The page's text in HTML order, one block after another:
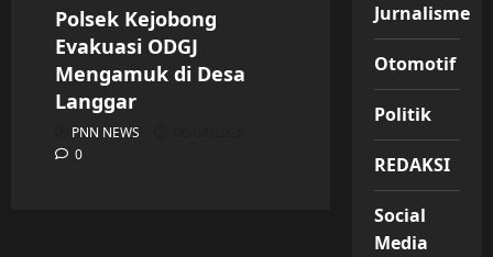
Polsek Kejobong
Evakuasi ODGJ
Mengamuk di Desa
Langgar
PNN NEWS
0
Jurnalisme
Otomotif
Politik
REDAKSI
Social
Media